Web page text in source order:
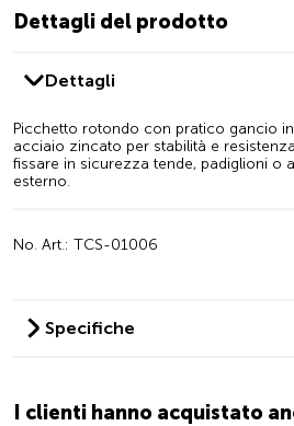
Dettagli del prodotto
Dettagli
Picchetto rotondo con pratico gancio
acciaio zincato per stabilità e
fissare in sicurezza tende, padiglioni o
esterno.
No. Art.: TCS-01006
Specifiche
I clienti hanno acquistato